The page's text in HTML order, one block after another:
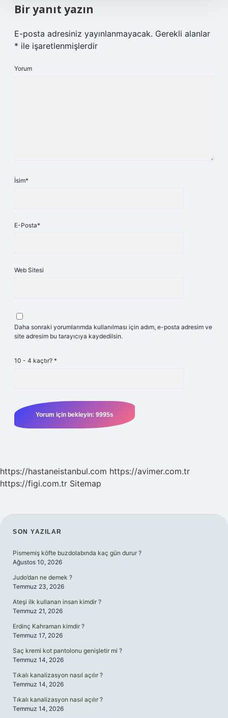
Bir yanıt yazın
E-posta adresiniz yayınlanmayacak. Gerekli alanlar
* ile işaretlenmişlerdir
Yorum
İsim*
E-Posta*
Web Sitesi
Daha sonraki yorumlarımda kullanılması için adım, e-posta adresim ve
site adresim bu tarayıcıya kaydedilsin.
10 - 4 kaçtır? *
https://hastaneistanbul.com https://avimer.com.tr
https://figi.com.tr Sitemap
SIDEBAR
SON YAZILAR
Pismemiş köfte buzdolabında kaç gün durur ?
Ağustos 10, 2026
Judo’dan ne demek ?
Temmuz 23, 2026
Ateşi ilk kullanan insan kimdir ?
Temmuz 21, 2026
Erdinç Kahraman kimdir ?
Temmuz 17, 2026
Saç kremi kot pantolonu genişletir mi ?
Temmuz 14, 2026
Tıkalı kanalizasyon nasıl açılır ?
Temmuz 14, 2026
Tıkalı kanalizasyon nasıl açılır ?
Temmuz 14, 2026